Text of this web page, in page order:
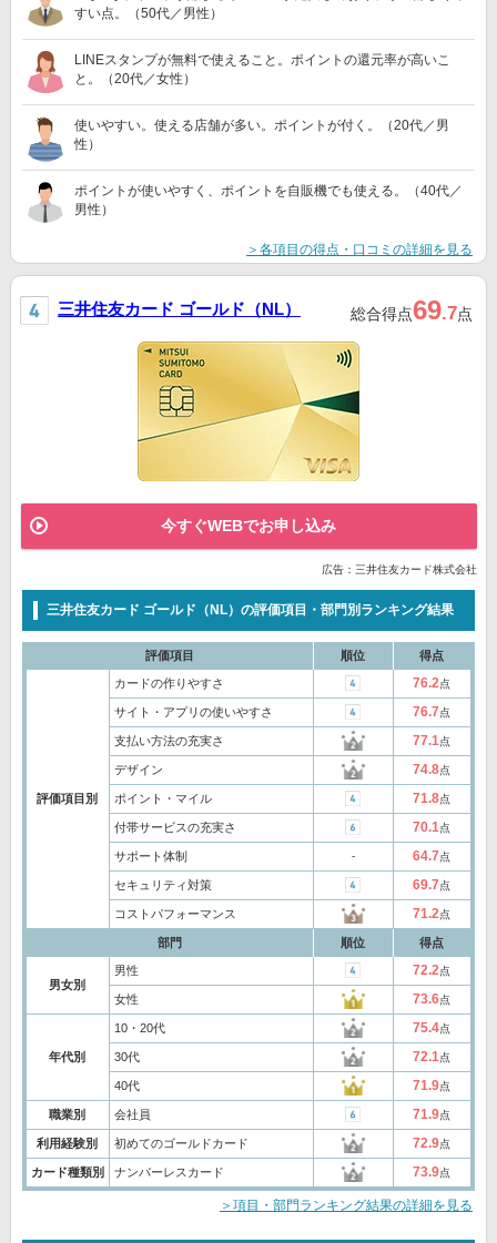
すい点。（50代／男性）
LINEスタンプが無料で使えること。ポイントの還元率が高いこ
と。（20代／女性）
使いやすい。使える店舗が多い。ポイントが付く。（20代／男
性）
ポイントが使いやすく、ポイントを自販機でも使える。（40代／
男性）
＞各項目の得点・口コミの詳細を見る
三井住友カード ゴールド（NL） 総合得点69.7点
今すぐWEBでお申し込み
広告：三井住友カード株式会社
三井住友カード ゴールド（NL）の評価項目・部門別ランキング結果
評価項目 順位 得点
評価項目別
カードの作りやすさ 76.2点
サイト・アプリの使いやすさ 76.7点
支払い方法の充実さ 77.1点
デザイン 74.8点
ポイント・マイル 71.8点
付帯サービスの充実さ 70.1点
サポート体制 ‐ 64.7点
セキュリティ対策 69.7点
コストパフォーマンス 71.2点
部門 順位 得点
男女別
男性 72.2点
女性 73.6点
年代別
10・20代 75.4点
30代 72.1点
40代 71.9点
職業別 会社員 71.9点
利用経験別 初めてのゴールドカード 72.9点
カード種類別 ナンバーレスカード 73.9点
＞項目・部門ランキング結果の詳細を見る